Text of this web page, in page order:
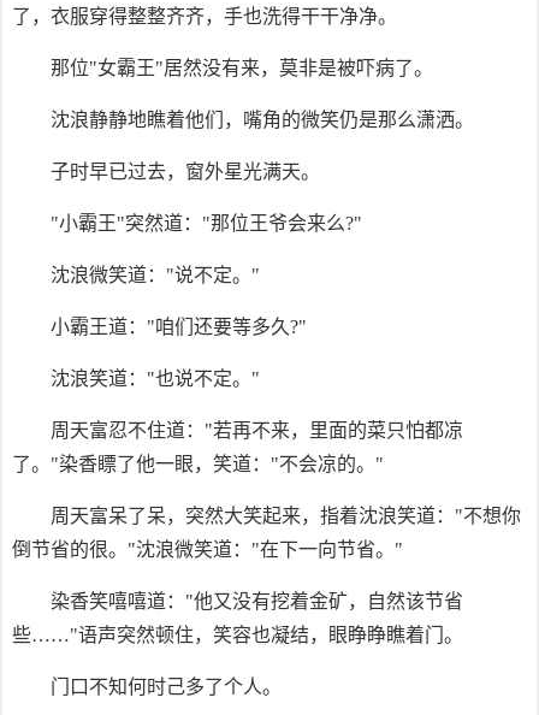
了，衣服穿得整整齐齐，手也洗得干干净净。
那位"女霸王"居然没有来，莫非是被吓病了。
沈浪静静地瞧着他们，嘴角的微笑仍是那么潇洒。
子时早已过去，窗外星光满天。
"小霸王"突然道："那位王爷会来么?"
沈浪微笑道："说不定。"
小霸王道："咱们还要等多久?"
沈浪笑道："也说不定。"
周天富忍不住道："若再不来，里面的菜只怕都凉
了。"染香瞟了他一眼，笑道："不会凉的。"
周天富呆了呆，突然大笑起来，指着沈浪笑道："不想你
倒节省的很。"沈浪微笑道："在下一向节省。"
染香笑嘻嘻道："他又没有挖着金矿，自然该节省
些……"语声突然顿住，笑容也凝结，眼睁睁瞧着门。
门口不知何时己多了个人。